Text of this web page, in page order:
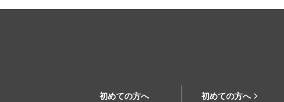
初めての方へ 初めての方へ